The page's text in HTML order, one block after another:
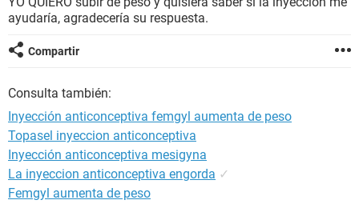
SEXUALIDAD
GLOSARIO
ayudaría, agradecería su respuesta.
Compartir
Consulta también:
Inyección anticonceptiva femgyl aumenta de peso
Topasel inyeccion anticonceptiva
Inyección anticonceptiva mesigyna
La inyeccion anticonceptiva engorda ✓
Femgyl aumenta de peso